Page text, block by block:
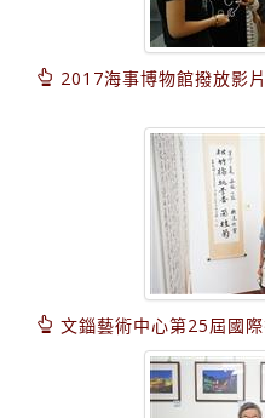
2017海事博物館撥放影片
文錙藝術中心第25屆國